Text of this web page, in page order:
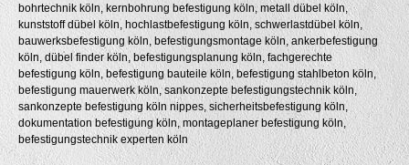
bohrtechnik köln, kernbohrung befestigung köln, metall dübel köln,
kunststoff dübel köln, hochlastbefestigung köln, schwerlastdübel köln,
bauwerksbefestigung köln, befestigungsmontage köln, ankerbefestigung
köln, dübel finder köln, befestigungsplanung köln, fachgerechte
befestigung köln, befestigung bauteile köln, befestigung stahlbeton köln,
befestigung mauerwerk köln, sankonzepte befestigungstechnik köln,
sankonzepte befestigung köln nippes, sicherheitsbefestigung köln,
dokumentation befestigung köln, montageplaner befestigung köln,
befestigungstechnik experten köln